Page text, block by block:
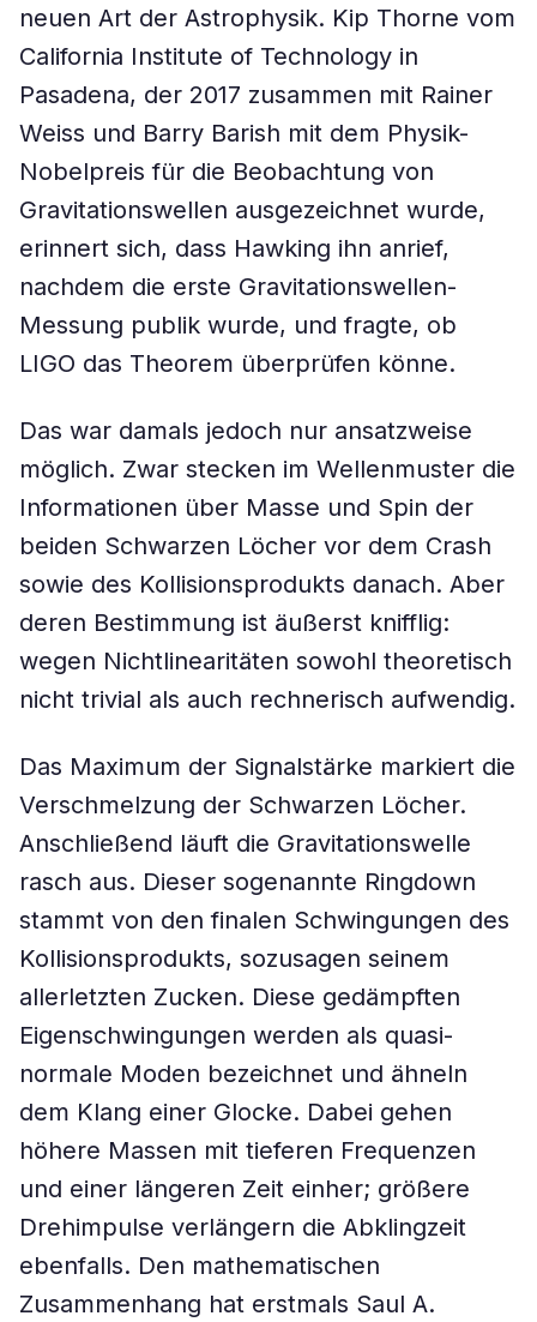
neuen Art der Astrophysik. Kip Thorne vom
California Institute of Technology in
Pasadena, der 2017 zusammen mit Rainer
Weiss und Barry Barish mit dem Physik-
Nobelpreis für die Beobachtung von
Gravitationswellen ausgezeichnet wurde,
erinnert sich, dass Hawking ihn anrief,
nachdem die erste Gravitationswellen-
Messung publik wurde, und fragte, ob
LIGO das Theorem überprüfen könne.
Das war damals jedoch nur ansatzweise
möglich. Zwar stecken im Wellenmuster die
Informationen über Masse und Spin der
beiden Schwarzen Löcher vor dem Crash
sowie des Kollisionsprodukts danach. Aber
deren Bestimmung ist äußerst knifflig:
wegen Nichtlinearitäten sowohl theoretisch
nicht trivial als auch rechnerisch aufwendig.
Das Maximum der Signalstärke markiert die
Verschmelzung der Schwarzen Löcher.
Anschließend läuft die Gravitationswelle
rasch aus. Dieser sogenannte Ringdown
stammt von den finalen Schwingungen des
Kollisionsprodukts, sozusagen seinem
allerletzten Zucken. Diese gedämpften
Eigenschwingungen werden als quasi-
normale Moden bezeichnet und ähneln
dem Klang einer Glocke. Dabei gehen
höhere Massen mit tieferen Frequenzen
und einer längeren Zeit einher; größere
Drehimpulse verlängern die Abklingzeit
ebenfalls. Den mathematischen
Zusammenhang hat erstmals Saul A.